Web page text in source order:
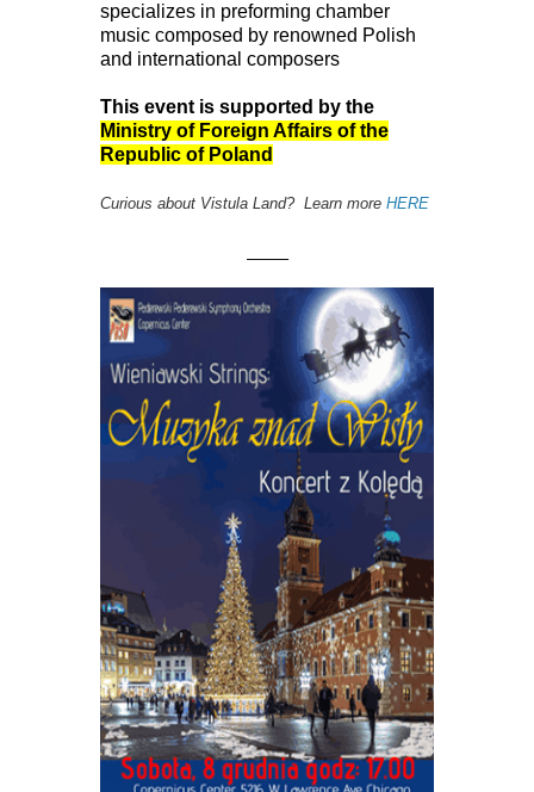
specializes in preforming chamber
music composed by renowned Polish
and international composers
This event is supported by the
Ministry of Foreign Affairs of the
Republic of Poland
Curious about Vistula Land? Learn more HERE